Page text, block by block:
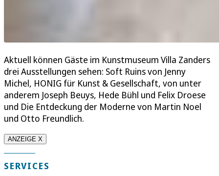
Aktuell können Gäste im Kunstmuseum Villa Zanders
drei Ausstellungen sehen: Soft Ruins von Jenny
Michel, HONIG für Kunst & Gesellschaft, von unter
anderem Joseph Beuys, Hede Bühl und Felix Droese
und Die Entdeckung der Moderne von Martin Noel
und Otto Freundlich.
ANZEIGE X
SERVICES